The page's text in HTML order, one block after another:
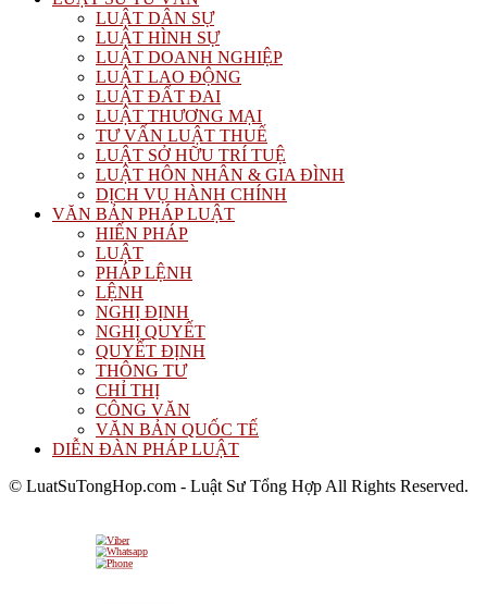
LUẬT DÂN SỰ
LUẬT HÌNH SỰ
LUẬT DOANH NGHIỆP
LUẬT LAO ĐỘNG
LUẬT ĐẤT ĐAI
LUẬT THƯƠNG MẠI
TƯ VẤN LUẬT THUẾ
LUẬT SỞ HỮU TRÍ TUỆ
LUẬT HÔN NHÂN & GIA ĐÌNH
DỊCH VỤ HÀNH CHÍNH
VĂN BẢN PHÁP LUẬT
HIẾN PHÁP
LUẬT
PHÁP LỆNH
LỆNH
NGHỊ ĐỊNH
NGHỊ QUYẾT
QUYẾT ĐỊNH
THÔNG TƯ
CHỈ THỊ
CÔNG VĂN
VĂN BẢN QUỐC TẾ
DIỄN ĐÀN PHÁP LUẬT
© LuatSuTongHop.com - Luật Sư Tổng Hợp All Rights Reserved.